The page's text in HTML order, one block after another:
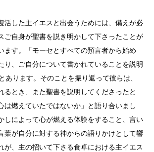
活した主イエスと出会うためには、備えが必
ご自身が聖書を説き明かして下さったことが
ます。「モーセとすべての預言者から始め
り、ご自分について書かれていることを説明
あります。そのことを振り返って彼らは、
るとき、また聖書を説明してくださったと
は燃えていたではないか」と語り合いまし
しによって心が燃える体験をすること、言い
葉が自分に対する神からの語りかけとして響
が、主の招いて下さる食卓における主イエス